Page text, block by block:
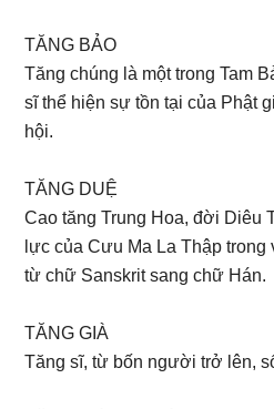
TĂNG BẢO
Tăng chúng là một trong Tam
sĩ thể hiện sự tồn tại của Phật
hội.
TĂNG DUỆ
Cao tăng Trung Hoa, đời Diêu
lực của Cưu Ma La Thập
từ chữ Sanskrit sang chữ Hán.
TĂNG GIÀ
Tăng sĩ, từ bốn người trở lên,